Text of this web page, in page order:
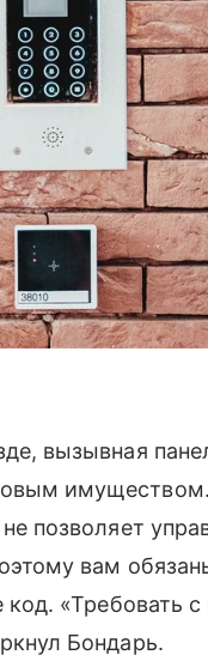
вызывная
имуществом.
позволяет
вам
«Требовать с
Бондарь.